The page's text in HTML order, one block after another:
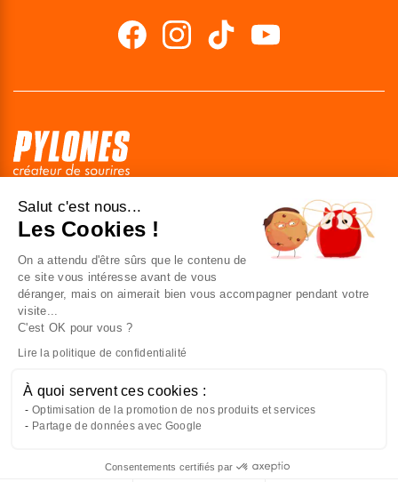
Ajouter au panier
41 av. de l’agent Sarre
92700 Colombes
France
Nous contacter
NOUS CONNAÎTRE
NOUS REJOINDRE
À VOTRE SERVICE
Salut c'est nous...
Les Cookies !
On a attendu d'être sûrs que le contenu de
ce site vous intéresse avant de vous
déranger, mais on aimerait bien vous accompagner pendant votre
visite...
C'est OK pour vous ?
Lire la politique de confidentialité
À quoi servent ces cookies :
Optimisation de la promotion de nos produits et services
Partage de données avec Google
Consentements certifiés par